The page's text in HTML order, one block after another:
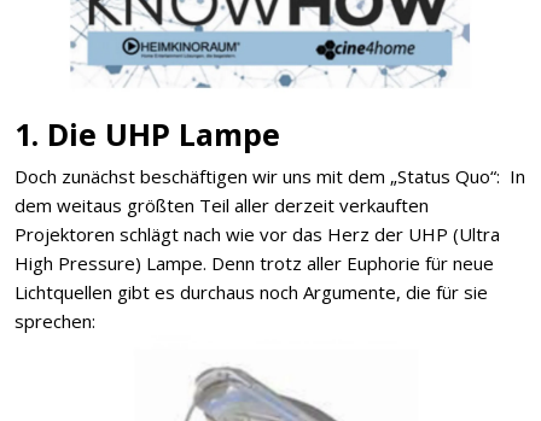
1. Die UHP Lampe
Doch zunächst beschäftigen wir uns mit dem „Status Quo“: In
dem weitaus größten Teil aller derzeit verkauften
Projektoren schlägt nach wie vor das Herz der UHP (Ultra
High Pressure) Lampe. Denn trotz aller Euphorie für neue
Lichtquellen gibt es durchaus noch Argumente, die für sie
sprechen: